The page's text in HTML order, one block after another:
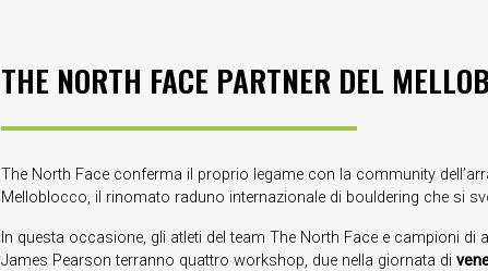
THE NORTH FACE PARTNER DEL
The North Face conferma il proprio legame con la community
Melloblocco, il rinomato raduno internazionale di bouldering che si
In questa occasione, gli atleti del team The North Face e campioni
James Pearson terranno quattro workshop, due nella giornata di